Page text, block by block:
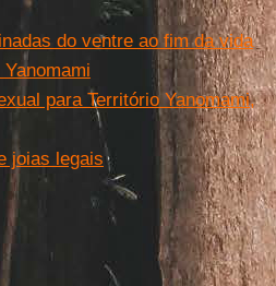
do ventre ao fim da vida
para Território Yanomami,
joias legais